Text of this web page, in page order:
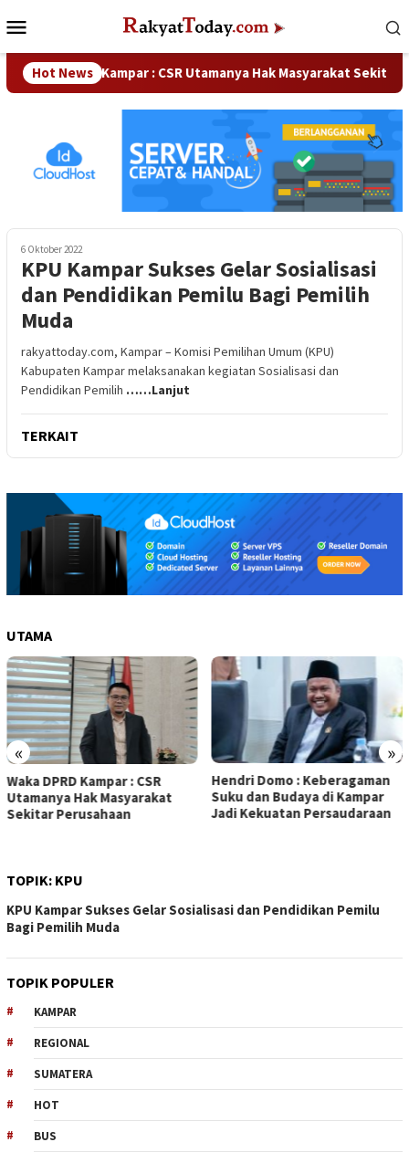
ke
Mobile
Hot News
DPRD Kampar : CSR Utamanya Hak Masyarakat Sekitar
6 Oktober 2022
KPU Kampar Sukses Gelar Sosialisasi
dan Pendidikan Pemilu Bagi Pemilih
Muda
rakyattoday.com, Kampar – Komisi Pemilihan Umum (KPU)
Kabupaten Kampar melaksanakan kegiatan Sosialisasi dan
Pendidikan Pemilih ……Lanjut
TERKAIT
UTAMA
« »
Hendri Domo : Keberagaman
Suku dan Budaya di Kampar
Jadi Kekuatan Persaudaraan
Olah Minyak Jelantah dari
Biodiesel, Prestasi Siswa
5 Kampar Diapresiasi Eko
TOPIK: KPU
KPU Kampar Sukses Gelar Sosialisasi dan Pendidikan Pemilu
Bagi Pemilih Muda
TOPIK POPULER
KAMPAR
REGIONAL
SUMATERA
HOT
BUS